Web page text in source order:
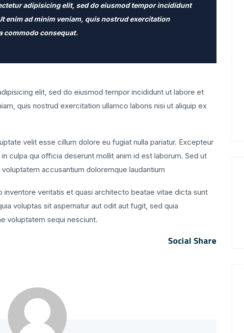
adipisicing elit, sed do eiusmod tempor incididunt
enim ad minim veniam, quis nostrud exercitation
commodo consequat.
elit, sed do eiusmod tempor incididunt ut labore et
quis nostrud exercitation ullamco laboris nisi ut aliquip ex
velit esse cillum dolore eu fugiat nulla pariatur. Excepteur
culpa qui officia deserunt mollit anim id est laborum. Sed ut
accusantium doloremque laudantium
inventore veritatis et quasi architecto beatae vitae dicta sunt
voluptas sit aspernatur aut odit aut fugit, sed quia
voluptatem sequi nesciunt.
Social Share